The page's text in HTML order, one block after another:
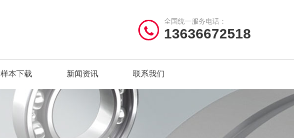
全国统一服务电话：
13636672518
样本下载 新闻资讯 联系我们